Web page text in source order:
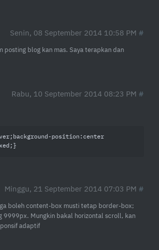
Senin, 08 September 2014 10:58 PM
blog kan mas. Saya terapkan dan
Rabu, 10 September 2014 08:23 PM
background-position :center
Minggu, 21 September 2014 07:03 PM
boleh content-box musti tetap border-box;
9999px. Mungkin bakal horizontal scroll, kan
adaptif